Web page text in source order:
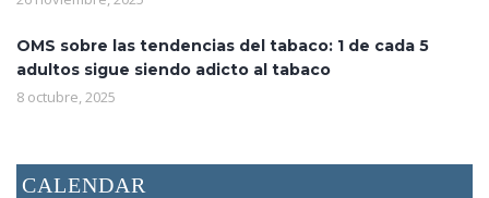
OMS sobre las tendencias del tabaco: 1 de cada 5
adultos sigue siendo adicto al tabaco
8 octubre, 2025
CALENDAR